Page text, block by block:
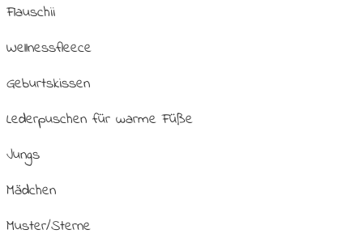
Flauschii
Wellnessfleece
Geburtskissen
Lederpuschen für warme Füße
Jungs
Mädchen
Muster/Sterne